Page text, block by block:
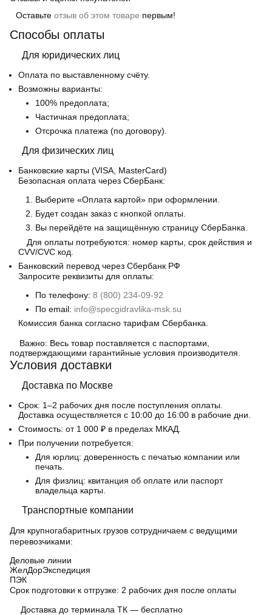
Оставьте отзыв об этом товаре первым!
Способы оплаты
Для юридических лиц
Оплата по выставленному счёту.
Возможны варианты:
100% предоплата;
Частичная предоплата;
Отсрочка платежа (по договору).
Для физических лиц
Банковские карты (VISA, MasterCard)
Безопасная оплата через СберБанк:
Выберите «Оплата картой» при оформлении.
Будет создан заказ с кнопкой оплаты.
Вы перейдёте на защищённую страницу СберБанка.
Для оплаты потребуются: номер карты, срок действия и
CVV/CVC код.
Банковский перевод через Сбербанк РФ
Запросите реквизиты для оплаты:
По телефону: 8 (800) 234-09-92
По email: info@specgidravlika-msk.su
Комиссия банка согласно тарифам Сбербанка.
Важно: Весь товар поставляется с паспортами,
подтверждающими гарантийные условия производителя.
Условия доставки
Доставка по Москве
Срок: 1–2 рабочих дня после поступления оплаты.
Доставка осуществляется с 10:00 до 16:00 в рабочие дни.
Стоимость: от 1 000 ₽ в пределах МКАД.
При получении потребуется:
Для юрлиц: доверенность с печатью компании или
печать.
Для физлиц: квитанция об оплате или паспорт
владельца карты.
Транспортные компании
Для крупногабаритных грузов сотрудничаем с ведущими
перевозчиками:
Деловые линии
ЖелДорЭкспедиция
ПЭК
Срок подготовки к отгрузке: 2 рабочих дня после оплаты
Доставка до терминала ТК — бесплатно